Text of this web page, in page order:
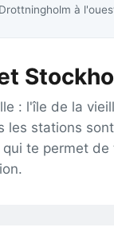
à
: l'île de la
les stations
te permet